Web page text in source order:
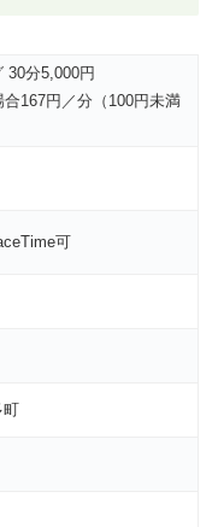
30分5,000円
167円／分（100円未満
可
町